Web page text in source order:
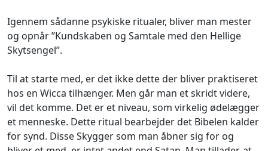
Igennem sådanne psykiske ritualer, bliver man mester
og opnår ”Kundskaben og Samtale med den Hellige
Skytsengel”.
Til at starte med, er det ikke dette der bliver praktiseret
hos en Wicca tilhænger. Men går man et skridt videre,
vil det komme. Det er et niveau, som virkelig ødelægger
et menneske. Dette ritual bearbejder det Bibelen kalder
for synd. Disse Skygger som man åbner sig for og